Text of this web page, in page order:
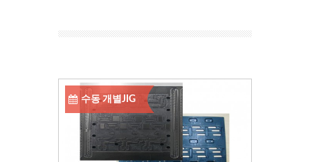
수동 개별JIG